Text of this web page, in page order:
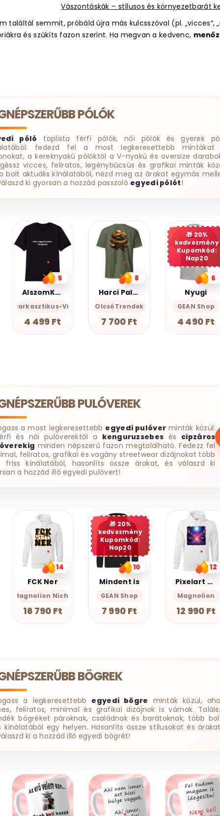
Vászontáskák – stílusos és környezetbarát
találtál semmit, próbáld újra más kulcsszóval (pl. „vicces”,
és szűkíts fazon szerint. Ha megvan a kedvenc,
PÓLÓK
póló toplista férfi pólók, női pólók és gyerek
fedezd fel a most legkeresettebb mintákat
a kereknyakú pólóktól a V-nyakú és oversize
vicces, feliratos, legénybúcsús és grafikai minták
bolt aktuális kínálatából, nézd meg az árakat egymás
ki gyorsan a hozzád passzoló egyedi pólót!
Önazonos
8
Harci Palacsinta - Grafikus Unisex Póló
OlcsóTrendek
7 700 Ft
20%
kedvezmény
Kupomkód:
Nap20
6
Nyugi
GEAN Shop
4 490 Ft
3
AlszomKöszi- Szarkasztikus-
4 499 Ft
PULÓVEREK
a most legkeresettebb egyedi pulóver minták közül:
és női pulóverektől a kenguruzsebes és cipzáros
minden népszerű fazon megtalálható. Fedezz fel
feliratos, grafikai és vagány streetwear dizájnokat több
friss kínálatából, hasonlíts össze árakat, és válaszd ki
a hozzád illő egyedi pulóvert!
20%
kedvezmény
Kupomkód:
Nap20
10
Mindent is
GEAN Shop
7 990 Ft
12
Pixelart bakelit az űrben v3
Magnolion
12 990 Ft
10
Miauuunkácsy a ninja
Magnolion
18 190 Ft
BÖGREK
a legkeresettebb egyedi bögre minták közül,
feliratos, minimal és grafikai dizájnok is várnak.
bögréket pároknak, családnak és barátoknak, több
kínálatából egy helyen. Hasonlíts össze stílusokat és
ki a hozzád illő egyedi bögrét!
12